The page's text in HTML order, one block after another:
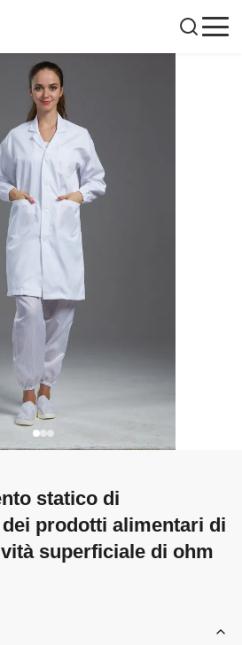
statico di
prodotti alimentari di
superficiale di ohm